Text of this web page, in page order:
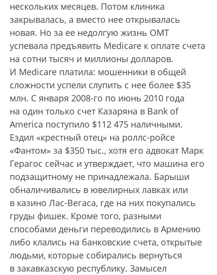
нескольких месяцев. Потом клиника
закрывалась, а вместо нее открывалась
новая. Но за ее недолгую жизнь ОМТ
успевала предъявить Medicare к оплате счета
на сотни тысяч и миллионы долларов.
И Medicare платила: мошенники в общей
сложности успели слупить с нее более $35
млн. С января 2008-го по июнь 2010 года
на один только счет Казаряна в Bank of
America поступило $112 475 наличными.
Ездил «крестный отец» на роллс-ройсе
«Фантом» за $350 тыс., хотя его адвокат Марк
Герагос сейчас и утверждает, что машина его
подзащитному не принадлежала. Барыши
обналичивались в ювелирных лавках или
в казино Лас-Вегаса, где на них покупались
груды фишек. Кроме того, разными
способами деньги переводились в Армению
либо клались на банковские счета, открытые
людьми, которые собирались вернуться
в закавказскую республику. Замысел